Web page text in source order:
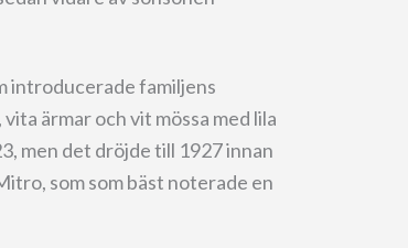
introducerade familjens
ärmar och vit mössa med lila
men det dröjde till 1927 innan
som som bäst noterade en